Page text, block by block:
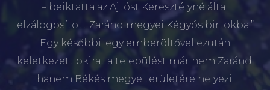
– beiktatta az Ajtóst Keresztélyné által
elzálogosított Zaránd megyei Kégyós birtokba.”
Egy későbbi, egy emberöltővel ezután
keletkezett okirat a települést már nem Zaránd,
hanem Békés megye területére helyezi.